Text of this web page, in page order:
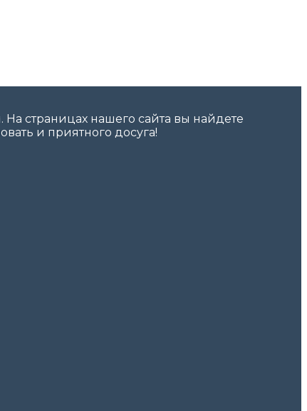
страницах нашего сайта вы найдете
и приятного досуга!